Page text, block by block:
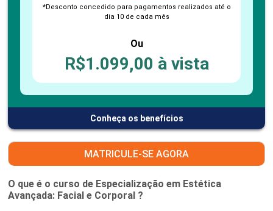
*Desconto concedido para pagamentos realizados até o
dia 10 de cada mês
Ou
R$1.099,00 à vista
Conheça os benefícios
MATRICULE-SE AGORA
O que é o curso de Especialização em Estética
Avançada: Facial e Corporal ?